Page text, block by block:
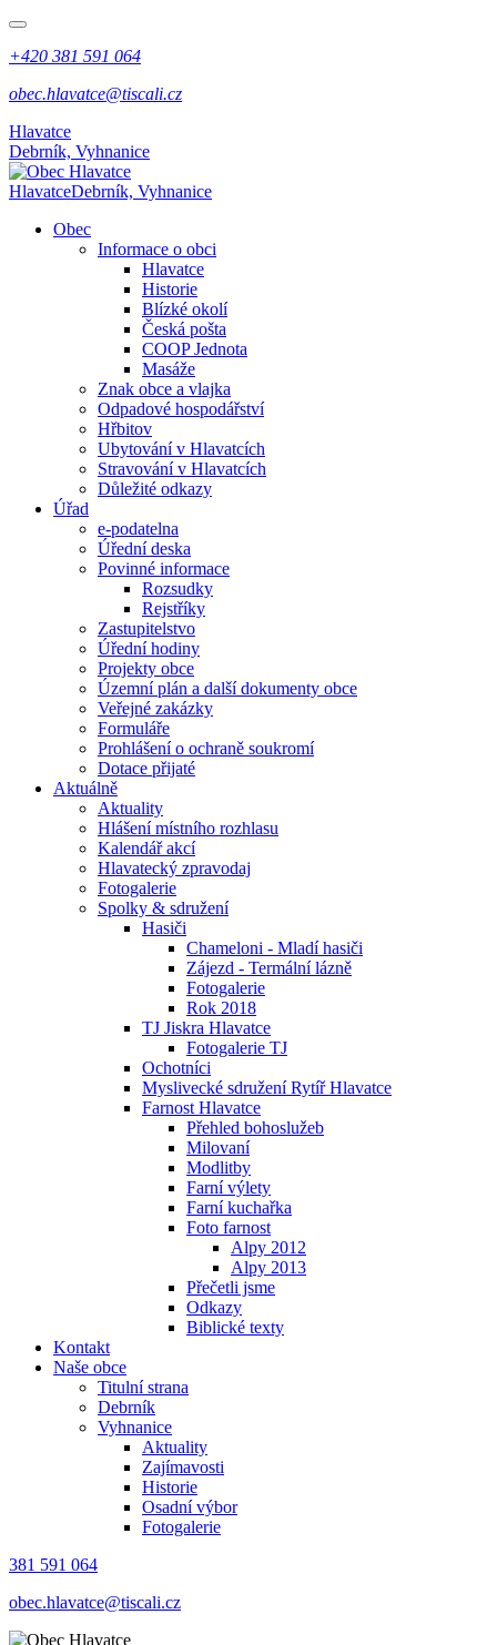
+420 381 591 064
obec.hlavatce@tiscali.cz
Hlavatce
Debrník, Vyhnanice
HlavatceDebrník, Vyhnanice
Obec
Informace o obci
Hlavatce
Historie
Blízké okolí
Česká pošta
COOP Jednota
Masáže
Znak obce a vlajka
Odpadové hospodářství
Hřbitov
Ubytování v Hlavatcích
Stravování v Hlavatcích
Důležité odkazy
Úřad
e-podatelna
Úřední deska
Povinné informace
Rozsudky
Rejstříky
Zastupitelstvo
Úřední hodiny
Projekty obce
Územní plán a další dokumenty obce
Veřejné zakázky
Formuláře
Prohlášení o ochraně soukromí
Dotace přijaté
Aktuálně
Aktuality
Hlášení místního rozhlasu
Kalendář akcí
Hlavatecký zpravodaj
Fotogalerie
Spolky & sdružení
Hasiči
Chameloni - Mladí hasiči
Zájezd - Termální lázně
Fotogalerie
Rok 2018
TJ Jiskra Hlavatce
Fotogalerie TJ
Ochotníci
Myslivecké sdružení Rytíř Hlavatce
Farnost Hlavatce
Přehled bohoslužeb
Milovaní
Modlitby
Farní výlety
Farní kuchařka
Foto farnost
Alpy 2012
Alpy 2013
Přečetli jsme
Odkazy
Biblické texty
Kontakt
Naše obce
Titulní strana
Debrník
Vyhnanice
Aktuality
Zajímavosti
Historie
Osadní výbor
Fotogalerie
381 591 064
obec.hlavatce@tiscali.cz